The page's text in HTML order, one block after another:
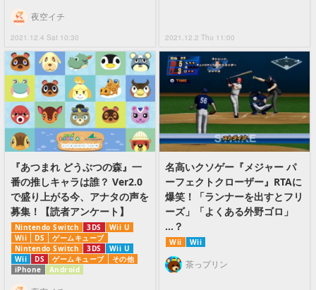
2021.12.4 Sat 10:30
夜空イチ
2021.12.2 Thu 11:00
『あつまれ どうぶつの森』一
番の推しキャラは誰？ Ver2.0
で盛り上がる今、アナタの声を
募集！【読者アンケート】
Nintendo Switch 3DS
Wii U
Wii
DS
ゲームキューブ
Nintendo Switch
3DS
Wii U
Wii
DS ゲームキューブ
その他
iPhone
Android
名高いクソゲー『メジャー パ
ーフェクトクローザー』RTAに
爆笑！「ランナーを出すとフリ
ーズ」「よくある外野ゴロ」
…？
Wii Wii
茶っプリン